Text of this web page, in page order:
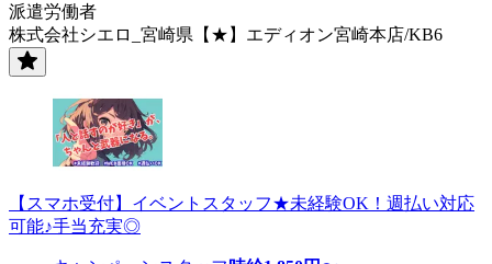
派遣労働者
株式会社シエロ_宮崎県【★】エディオン宮崎本店/KB6
【スマホ受付】イベントスタッフ★未経験OK！週払い対応
可能♪手当充実◎